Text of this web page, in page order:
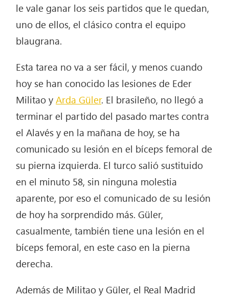
le vale ganar los seis partidos que le quedan,
uno de ellos, el clásico contra el equipo
blaugrana.
Esta tarea no va a ser fácil, y menos cuando
hoy se han conocido las lesiones de Eder
Militao yArda Güler. El brasileño, no llegó a
terminar el partido del pasado martes contra
el Alavés y en la mañana de hoy, se ha
comunicado su lesión en el bíceps femoral de
su pierna izquierda. El turco salió sustituido
en el minuto 58, sin ninguna molestia
aparente, por eso el comunicado de su lesión
de hoy ha sorprendido más. Güler,
casualmente, también tiene una lesión en el
bíceps femoral, en este caso en la pierna
derecha.
Además de Militao y Güler, el Real Madrid